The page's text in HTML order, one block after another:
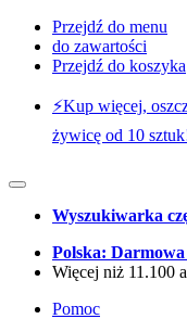
Przejdź do menu
do zawartości
Przejdź do koszyka
⚡️Kup więcej,
żywicę od 10
Wyszukiwarka
Polska:
Więcej niż 11.100
Pomoc